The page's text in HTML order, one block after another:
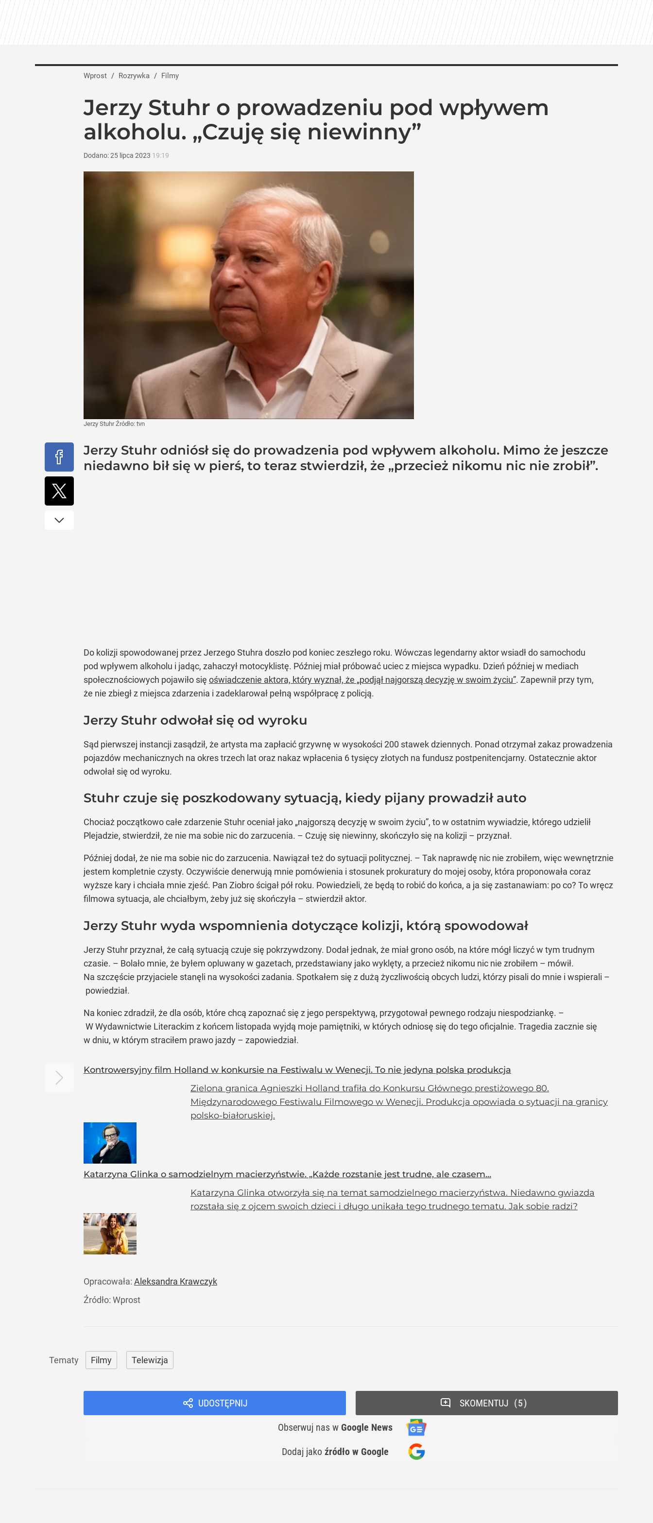
Wprost / Rozrywka / Filmy
Jerzy Stuhr o prowadzeniu pod wpływem
alkoholu. „Czuję się niewinny”
Dodano:25 lipca 2023 19:19
Jerzy StuhrŹródło: tvn
Jerzy Stuhr odniósł się do prowadzenia pod wpływem alkoholu. Mimo że jeszcze
niedawno bił się w pierś, to teraz stwierdził, że „przecież nikomu nic nie zrobił”.
Do kolizji spowodowanej przez Jerzego Stuhra doszło pod koniec zeszłego roku. Wówczas legendarny aktor wsiadł do samochodu
pod wpływem alkoholu i jadąc, zahaczył motocyklistę. Później miał próbować uciec z miejsca wypadku. Dzień później w mediach
społecznościowych pojawiło się oświadczenie aktora, który wyznał, że „podjął najgorszą decyzję w swoim życiu”. Zapewnił przy tym,
że nie zbiegł z miejsca zdarzenia i zadeklarował pełną współpracę z policją.
Jerzy Stuhr odwołał się od wyroku
Sąd pierwszej instancji zasądził, że artysta ma zapłacić grzywnę w wysokości 200 stawek dziennych. Ponad otrzymał zakaz prowadzenia
pojazdów mechanicznych na okres trzech lat oraz nakaz wpłacenia 6 tysięcy złotych na fundusz postpenitencjarny. Ostatecznie aktor
odwołał się od wyroku.
Stuhr czuje się poszkodowany sytuacją, kiedy pijany prowadził auto
Chociaż początkowo całe zdarzenie Stuhr oceniał jako „najgorszą decyzję w swoim życiu”, to w ostatnim wywiadzie, którego udzielił
Plejadzie, stwierdził, że nie ma sobie nic do zarzucenia. – Czuję się niewinny, skończyło się na kolizji – przyznał.
Później dodał, że nie ma sobie nic do zarzucenia. Nawiązał też do sytuacji politycznej. – Tak naprawdę nic nie zrobiłem, więc wewnętrznie
jestem kompletnie czysty. Oczywiście denerwują mnie pomówienia i stosunek prokuratury do mojej osoby, która proponowała coraz
wyższe kary i chciała mnie zjeść. Pan Ziobro ścigał pół roku. Powiedzieli, że będą to robić do końca, a ja się zastanawiam: po co? To wręcz
filmowa sytuacja, ale chciałbym, żeby już się skończyła – stwierdził aktor.
Jerzy Stuhr wyda wspomnienia dotyczące kolizji, którą spowodował
Jerzy Stuhr przyznał, że całą sytuacją czuje się pokrzywdzony. Dodał jednak, że miał grono osób, na które mógł liczyć w tym trudnym
czasie. – Bolało mnie, że byłem opluwany w gazetach, przedstawiany jako wyklęty, a przecież nikomu nic nie zrobiłem – mówił.
Na szczęście przyjaciele stanęli na wysokości zadania. Spotkałem się z dużą życzliwością obcych ludzi, którzy pisali do mnie i wspierali –
powiedział.
Na koniec zdradził, że dla osób, które chcą zapoznać się z jego perspektywą, przygotował pewnego rodzaju niespodziankę. –
W Wydawnictwie Literackim z końcem listopada wyjdą moje pamiętniki, w których odniosę się do tego oficjalnie. Tragedia zacznie się
w dniu, w którym straciłem prawo jazdy – zapowiedział.
Kontrowersyjny film Holland w konkursie na Festiwalu w Wenecji. To nie jedyna polska produkcja
Zielona granica Agnieszki Holland trafiła do Konkursu Głównego prestiżowego 80.
Międzynarodowego Festiwalu Filmowego w Wenecji. Produkcja opowiada o sytuacji na granicy
polsko-białoruskiej.
Katarzyna Glinka o samodzielnym macierzyństwie. „Każde rozstanie jest trudne, ale czasem...
Katarzyna Glinka otworzyła się na temat samodzielnego macierzyństwa. Niedawno gwiazda
rozstała się z ojcem swoich dzieci i długo unikała tego trudnego tematu. Jak sobie radzi?
Opracowała: Aleksandra Krawczyk
Źródło: Wprost
Filmy Telewizja
UDOSTĘPNIJ
Obserwuj nas w Google News
Dodaj jako źródło w Google
SKOMENTUJ 5